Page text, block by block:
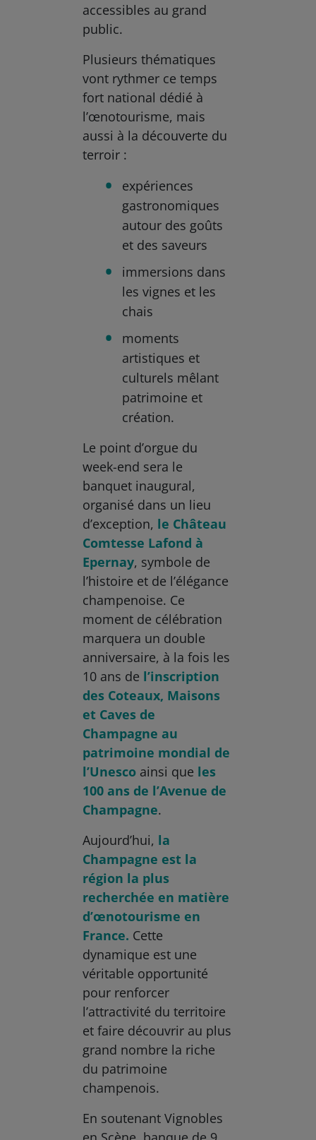
accessibles au grand
public.
Plusieurs thématiques
vont rythmer ce temps
fort national dédié à
l’œnotourisme, mais
aussi à la découverte du
terroir :
expériences
gastronomiques
autour des goûts
et des saveurs
immersions dans
les vignes et les
chais
moments
artistiques et
culturels mêlant
patrimoine et
création.
Le point d’orgue du
week-end sera le
banquet inaugural,
organisé dans un lieu
d’exception, le Château
Comtesse Lafond à
Epernay, symbole de
l’histoire et de l’élégance
champenoise. Ce
moment de célébration
marquera un double
anniversaire, à la fois les
10 ans de l’inscription
des Coteaux, Maisons
et Caves de
Champagne au
patrimoine mondial de
l’Unesco ainsi que les
100 ans de l’Avenue de
Champagne.
Aujourd’hui, la
Champagne est la
région la plus
recherchée en matière
d’œnotourisme en
France. Cette
dynamique est une
véritable opportunité
pour renforcer
l’attractivité du territoire
et faire découvrir au plus
grand nombre la riche
du patrimoine
champenois.
En soutenant Vignobles